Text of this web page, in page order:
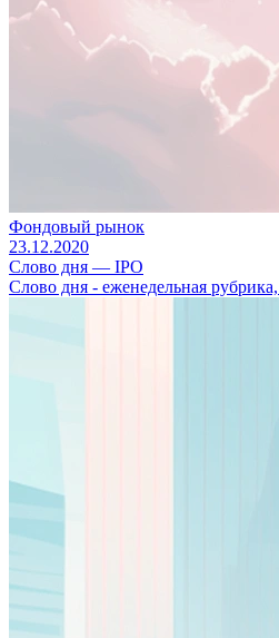
Фондовый рынок
23.12.2020
Слово дня — IPO
Слово дня - еженедельная